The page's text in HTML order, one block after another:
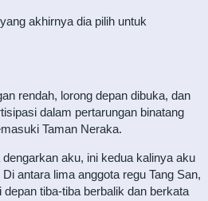
akhirnya dia pilih untuk
rendah, lorong depan dibuka, dan
dalam pertarungan binatang
Taman Neraka.
aku, ini kedua kalinya aku
antara lima anggota regu Tang San,
tiba-tiba berbalik dan berkata